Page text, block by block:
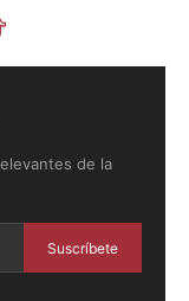
de la
Suscríbete